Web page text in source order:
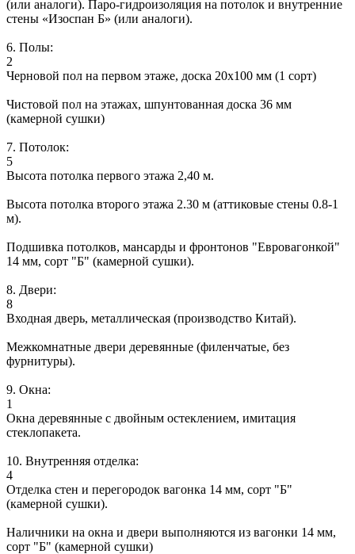
(или аналоги). Паро-гидроизоляция на потолок и внутренние
стены «Изоспан Б» (или аналоги).
6. Полы:
2
Черновой пол на первом этаже, доска 20х100 мм (1 сорт)
Чистовой пол на этажах, шпунтованная доска 36 мм
(камерной сушки)
7. Потолок:
5
Высота потолка первого этажа 2,40 м.
Высота потолка второго этажа 2.30 м (аттиковые стены 0.8-1
м).
Подшивка потолков, мансарды и фронтонов "Евровагонкой"
14 мм, сорт "Б" (камерной сушки).
8. Двери:
8
Входная дверь, металлическая (производство Китай).
Межкомнатные двери деревянные (филенчатые, без
фурнитуры).
9. Окна:
1
Окна деревянные с двойным остеклением, имитация
стеклопакета.
10. Внутренняя отделка:
4
Отделка стен и перегородок вагонка 14 мм, сорт "Б"
(камерной сушки).
Наличники на окна и двери выполняются из вагонки 14 мм,
сорт "Б" (камерной сушки)